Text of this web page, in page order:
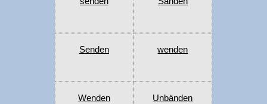
Senden wenden
Wenden Unbänden